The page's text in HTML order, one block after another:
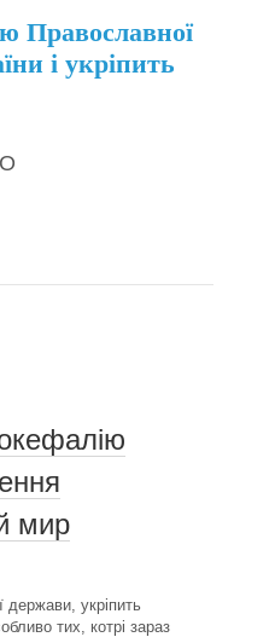
Православної
і укріпить
мир
держави, укріпить
тих, котрі зараз